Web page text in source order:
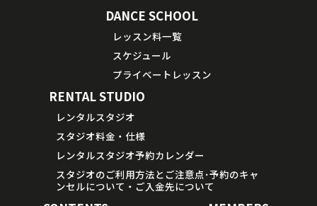
DANCE SCHOOL
レッスン料一覧
スケジュール
プライベートレッスン
RENTAL STUDIO
レンタルスタジオ
スタジオ料金・仕様
レンタルスタジオ予約カレンダー
スタジオのご利用方法とご注意点･予約のキャ
ンセルについて・ご入金先について